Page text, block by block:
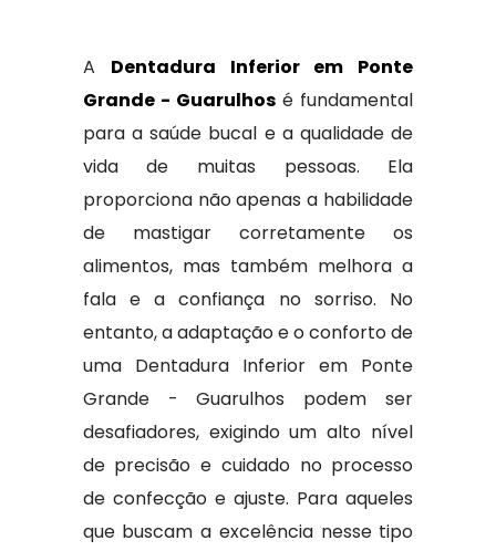
A Dentadura Inferior em Ponte
Grande - Guarulhos é fundamental
para a saúde bucal e a qualidade de
vida de muitas pessoas. Ela
proporciona não apenas a habilidade
de mastigar corretamente os
alimentos, mas também melhora a
fala e a confiança no sorriso. No
entanto, a adaptação e o conforto de
uma Dentadura Inferior em Ponte
Grande - Guarulhos podem ser
desafiadores, exigindo um alto nível
de precisão e cuidado no processo
de confecção e ajuste. Para aqueles
que buscam a excelência nesse tipo